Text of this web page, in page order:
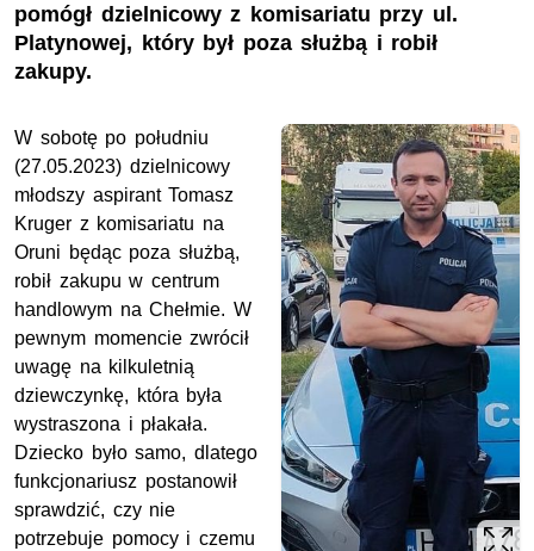
pomógł dzielnicowy z komisariatu przy ul.
Platynowej, który był poza służbą i robił
zakupy.
W sobotę po południu
(27.05.2023) dzielnicowy
młodszy aspirant Tomasz
Kruger z komisariatu na
Oruni będąc poza służbą,
robił zakupu w centrum
handlowym na Chełmie. W
pewnym momencie zwrócił
uwagę na kilkuletnią
dziewczynkę, która była
wystraszona i płakała.
Dziecko było samo, dlatego
funkcjonariusz postanowił
sprawdzić, czy nie
potrzebuje pomocy i czemu